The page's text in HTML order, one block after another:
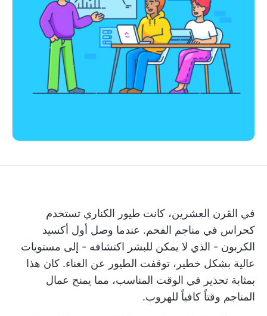
في القرن العشرين، كانت طيور الكناري تستخدم
كحراس في مناجم الفحم. عندما وصل أول أكسيد
الكربون - الذي لا يمكن للبشر اكتشافه - إلى مستويات
عالية بشكل خطير، توقفت الطيور عن الغناء. كان هذا
بمثابة تحذير في الوقت المناسب، مما يمنح عمال
المناجم وقتاً كافياً للهروب.